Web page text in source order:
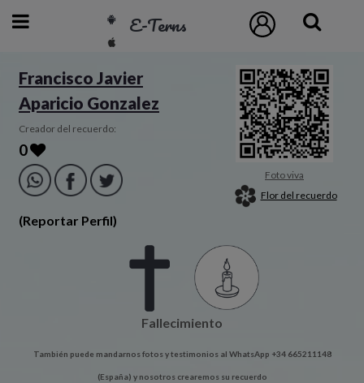
E-Terns
ESP
ENG
POR
Inicio
Francisco Javier
Aparicio Gonzalez
Creador del recuerdo:
0
(Reportar Perfil)
Foto viva
Flor del recuerdo
Fallecimiento
También puede mandarnos fotos y testimonios al WhatsApp +34 665211148
(España) y nosotros crearemos su recuerdo